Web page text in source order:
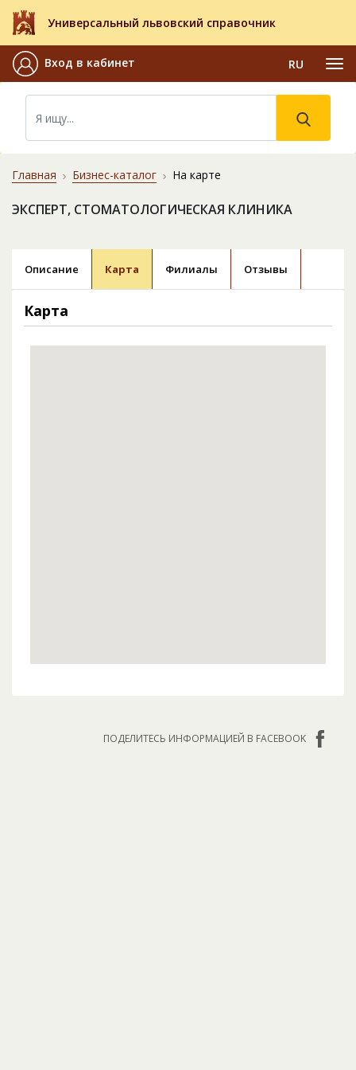
Универсальный львовский справочник
Вход в кабинет RU
Главная Бизнес-каталог На карте
ЭКСПЕРТ, СТОМАТОЛОГИЧЕСКАЯ КЛИНИКА
Описание Карта Филиалы Отзывы
Карта
ПОДЕЛИТЕСЬ ИНФОРМАЦИЕЙ В FACEBOOK